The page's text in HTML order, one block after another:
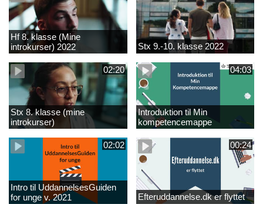
Hf 8. klasse (Mine
introkurser) 2022
Stx 9.-10. klasse 2022
02:20
Stx 8. klasse (mine
introkurser)
04:03
Introduktion til Min
kompetencemappe
02:02
Intro til UddannelsesGuiden
for unge v. 2021
00:24
Efteruddannelse.dk er flyttet